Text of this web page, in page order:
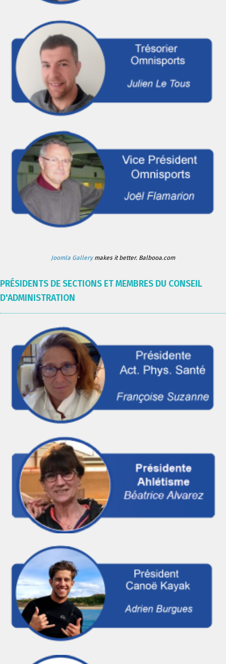
Joomla Gallerymakes it better. Balbooa.com
PRÉSIDENTS DE SECTIONS ET MEMBRES DU CONSEIL
D'ADMINISTRATION